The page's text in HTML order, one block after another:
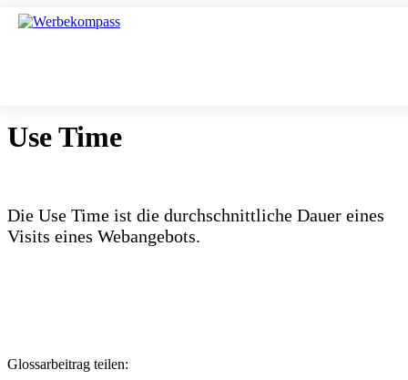
Use Time
Die Use Time ist die durchschnittliche Dauer eines
Visits eines Webangebots.
Glossarbeitrag teilen: